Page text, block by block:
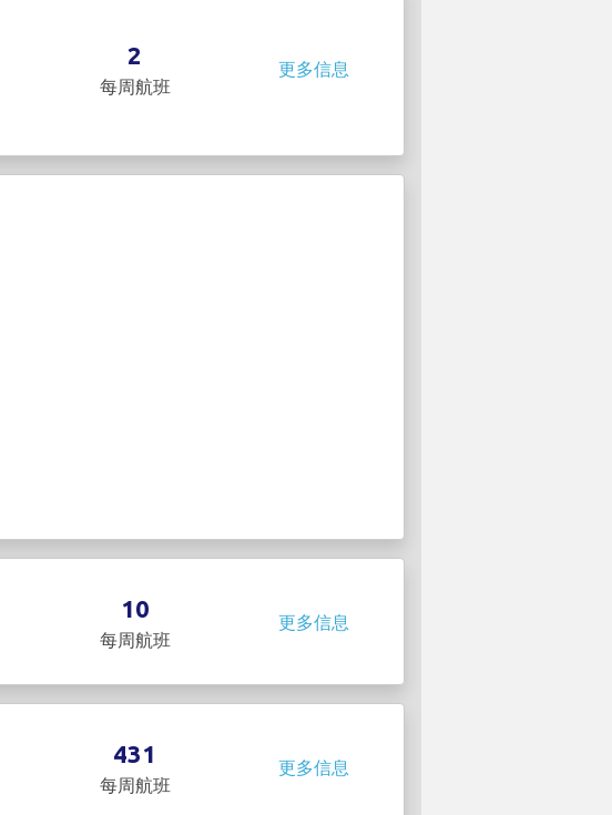
2
每周航班
更多信息
10
每周航班
更多信息
431
每周航班
更多信息